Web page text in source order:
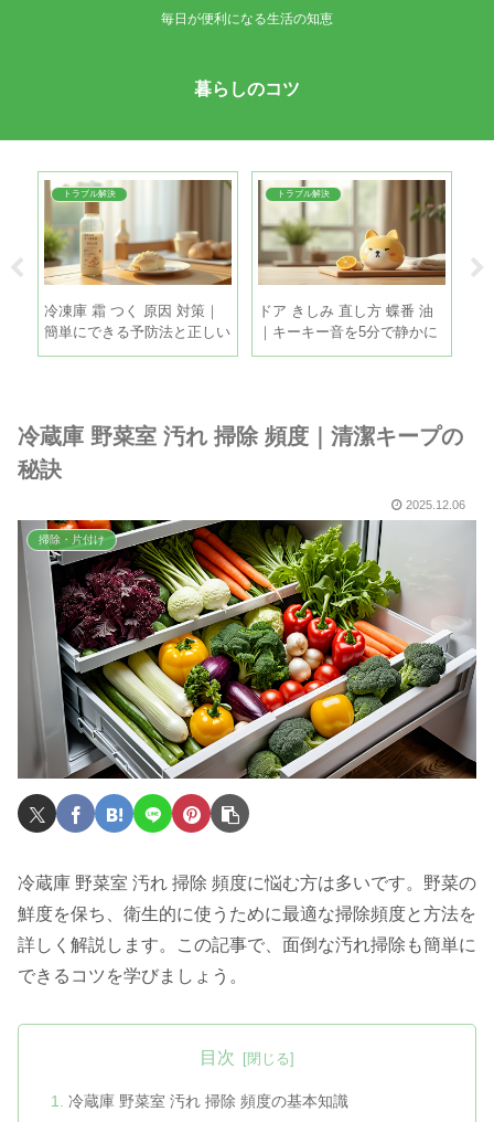
毎日が便利になる生活の知恵
暮らしのコツ
トラブル解決
冷凍庫 霜 つく 原因 対策｜
簡単にできる予防法と正しい
霜取りの手順
トラブル解決
ドア きしみ 直し方 蝶番 油
｜キーキー音を5分で静かに
する手順
冷蔵庫 野菜室 汚れ 掃除 頻度｜清潔キープの
秘訣
2025.12.06
掃除・片付け
冷蔵庫 野菜室 汚れ 掃除 頻度に悩む方は多いです。野菜の
鮮度を保ち、衛生的に使うために最適な掃除頻度と方法を
詳しく解説します。この記事で、面倒な汚れ掃除も簡単に
できるコツを学びましょう。
目次
冷蔵庫 野菜室 汚れ 掃除 頻度の基本知識